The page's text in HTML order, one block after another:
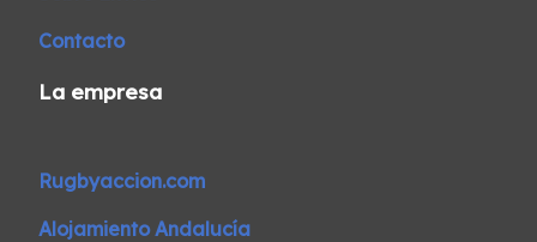
Contacto
La empresa
Rugbyaccion.com
Alojamiento Andalucía